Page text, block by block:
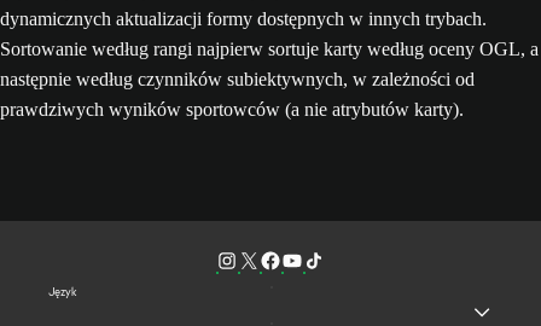
dynamicznych aktualizacji formy dostępnych w innych trybach.
Sortowanie według rangi najpierw sortuje karty według oceny OGL, a
następnie według czynników subiektywnych, w zależności od
prawdziwych wyników sportowców (a nie atrybutów karty).
Język